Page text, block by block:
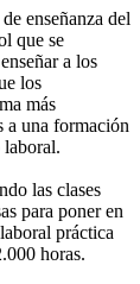
enseñanza del
que se
a los
los
más
a una formación
laboral.
las clases
para poner en
práctica
horas.